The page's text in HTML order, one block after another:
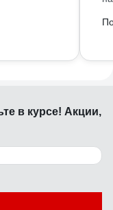
в курсе! Акции,